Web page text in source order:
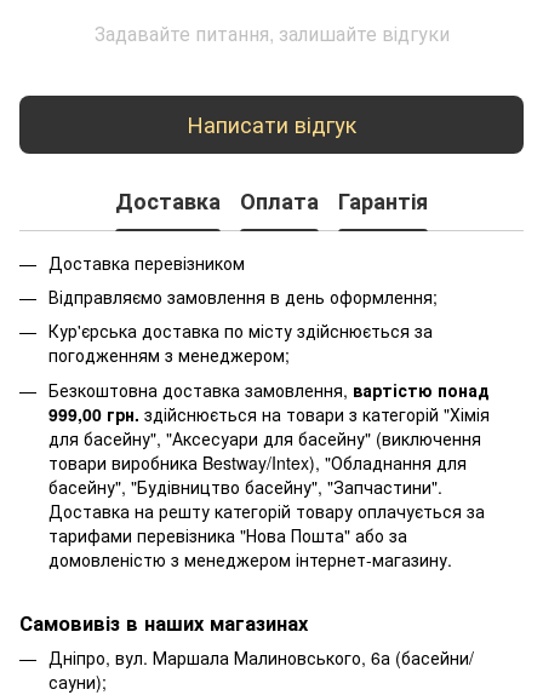
Задавайте питання, залишайте відгуки
Написати відгук
Доставка Оплата Гарантія
Доставка перевізником
Відправляємо замовлення в день оформлення;
Кур'єрська доставка по місту здійснюється за
погодженням з менеджером;
Безкоштовна доставка замовлення, вартістю понад
999,00 грн. здійснюється на товари з категорій "Хімія
для басейну", "Аксесуари для басейну" (виключення
товари виробника Bestway/Intex), "Обладнання для
басейну", "Будівництво басейну", "Запчастини".
Доставка на решту категорій товару оплачується за
тарифами перевізника "Нова Пошта" або за
домовленістю з менеджером інтернет-магазину.
Самовивіз в наших магазинах
Дніпро, вул. Маршала Малиновського, 6а (басейни/
сауни);